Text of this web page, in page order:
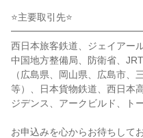
⭐主要取引先⭐
西日本旅客鉄道、ジェイアー
中国地方整備局、防衛省、
（広島県、岡山県、広島市
等）、日本貨物鉄道、西日本
ジデンス、アークビルド、ト
お申込みを心からお待ちして